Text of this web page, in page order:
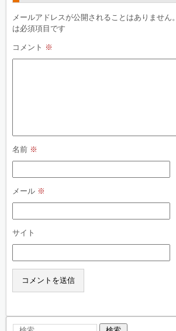
メールアドレスが公開されることはありません。
は必須項目です
コメント ※
名前 ※
メール ※
サイト